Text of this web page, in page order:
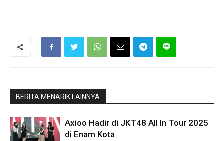
BERITA MENARIK LAINNYA
Axioo Hadir di JKT48 All In Tour 2025
di Enam Kota